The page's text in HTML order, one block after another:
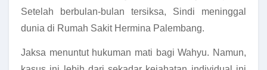
Setelah berbulan-bulan tersiksa, Sindi meninggal
dunia di Rumah Sakit Hermina Palembang.
Jaksa menuntut hukuman mati bagi Wahyu. Namun,